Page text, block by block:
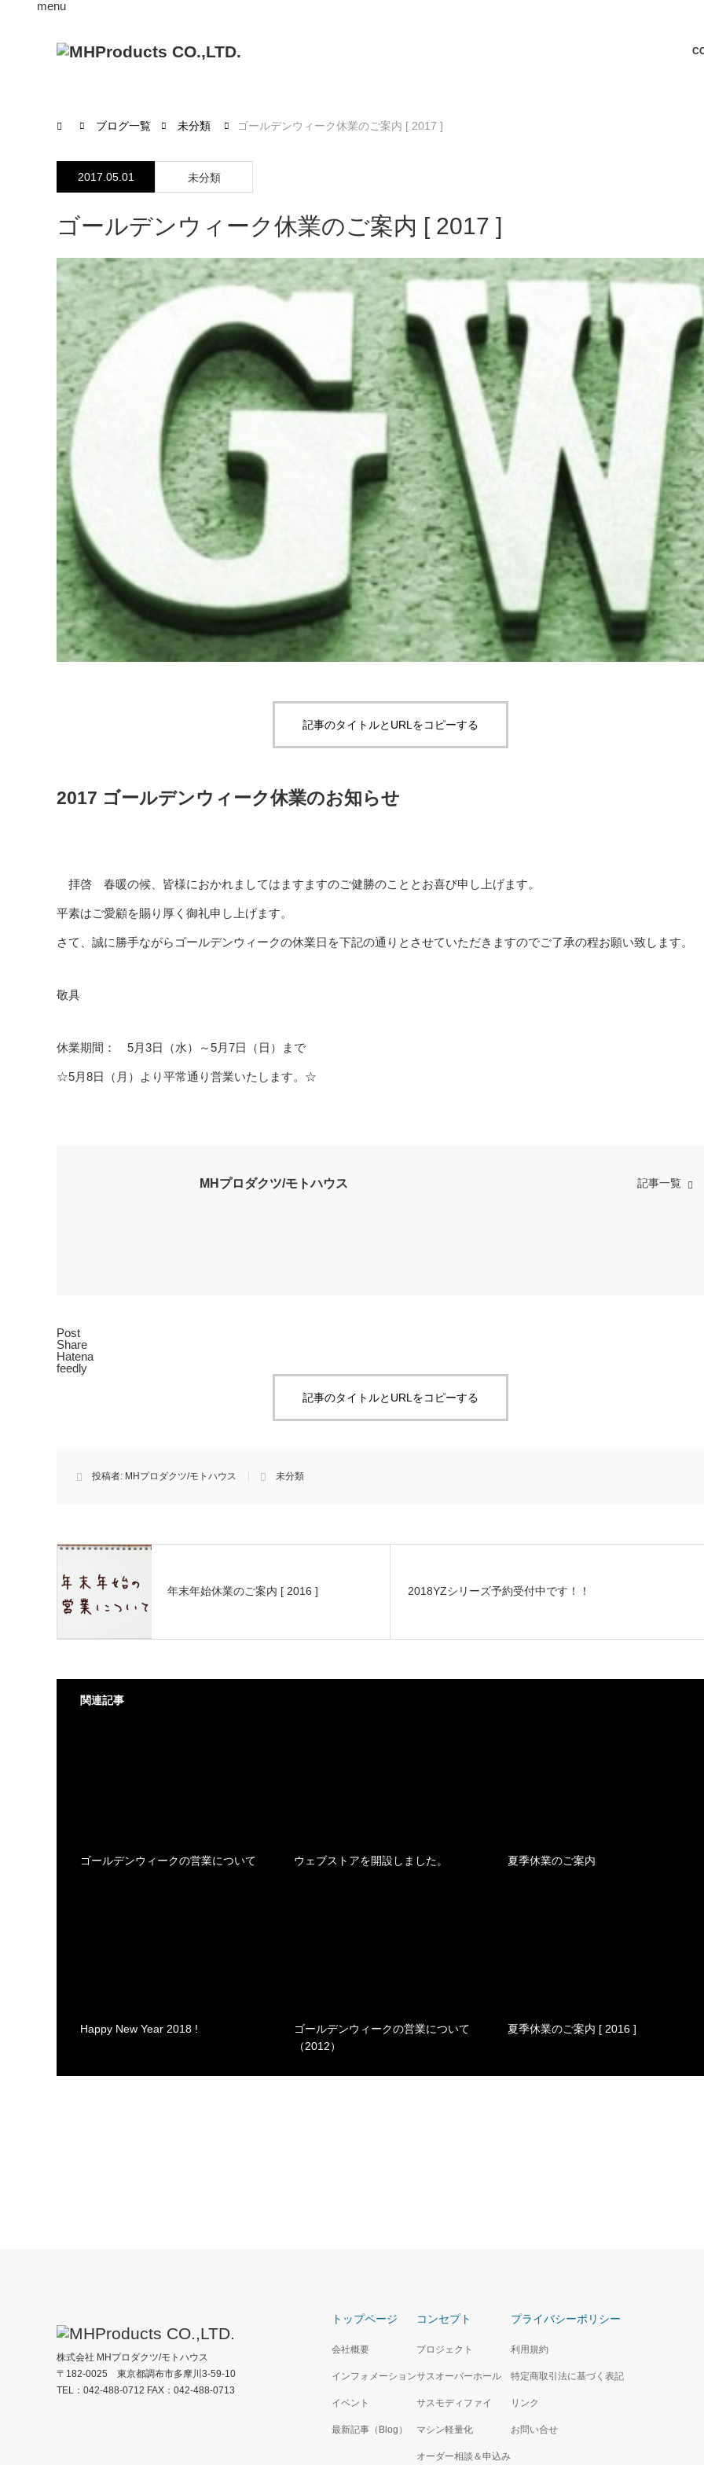
menu
ブログ一覧 未分類 ゴールデンウィーク休業のご案内 [ 2017 ]
2017.05.01 未分類
ゴールデンウィーク休業のご案内 [ 2017 ]
記事のタイトルとURLをコピーする
2017 ゴールデンウィーク休業のお知らせ
拝啓 春暖の候、皆様におかれましてはますますのご健勝のこととお喜び申し上げます。
平素はご愛顧を賜り厚く御礼申し上げます。
さて、誠に勝手ながらゴールデンウィークの休業日を下記の通りとさせていただきますのでご了承の程お願い致します。
敬具
休業期間： 5月3日（水）～5月7日（日）まで
☆5月8日（月）より平常通り営業いたします。☆
MHプロダクツ/モトハウス 記事一覧
Post
Share
Hatena
feedly
記事のタイトルとURLをコピーする
投稿者: MHプロダクツ/モトハウス 未分類
年末年始休業のご案内 [ 2016 ] 2018YZシリーズ予約受付中です！！
関連記事
ゴールデンウィークの営業について ウェブストアを開設しました。 夏季休業のご案内
Happy New Year 2018 !
ゴールデンウィークの営業について
（2012）
夏季休業のご案内 [ 2016 ]
トップページ
会社概要
インフォメーション
イベント
最新記事（Blog）
コンセプト
プロジェクト
サスオーバーホール
サスモディファイ
マシン軽量化
オーダー相談＆申込み
プライバシーポリシー
利用規約
特定商取引法に基づく表記
リンク
お問い合せ
株式会社 MHプロダクツ/モトハウス
〒182-0025 東京都調布市多摩川3-59-10
TEL：042-488-0712 FAX：042-488-0713